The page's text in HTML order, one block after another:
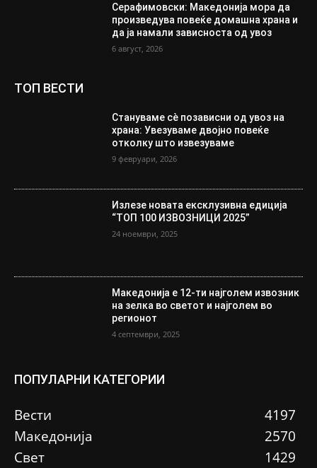
Серафимовски: Македонија мора да
произведува повеќе домашна храна и
да ја намали зависноста од увоз
6 август, 2026
ТОП ВЕСТИ
Стануваме сè позависни од увоз на
храна: Увезуваме двојно повеќе
отколку што извезуваме
9 февруари, 2026
Излезе новата ексклузивна едиција
“ТОП 100 ИЗВОЗНИЦИ 2025”
24 ноември, 2025
Македонија е 12-ти најголем извозник
на зелка во светот и најголем во
регионот
4 септември, 2025
ПОПУЛАРНИ КАТЕГОРИИ
Вести
4197
Македонија
2570
Свет
1429